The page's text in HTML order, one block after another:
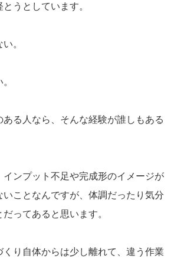
うとしています。
。
る人なら、そんな経験が誰しもある
インプット不足や完成形のイメージが
いことなんですが、体調だったり気分
ってあると思います。
くり自体からは少し離れて、違う作業